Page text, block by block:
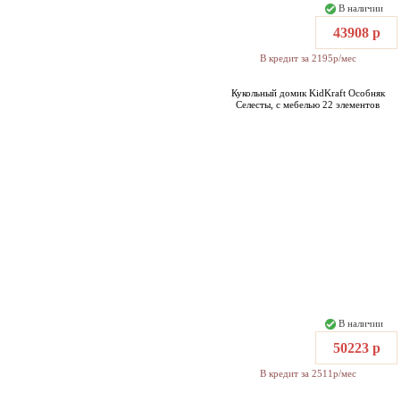
В наличии
43908 р
В кредит за 2195р/мес
Кукольный домик KidKraft Особняк
Селесты, с мебелью 22 элементов
В наличии
50223 р
В кредит за 2511р/мес